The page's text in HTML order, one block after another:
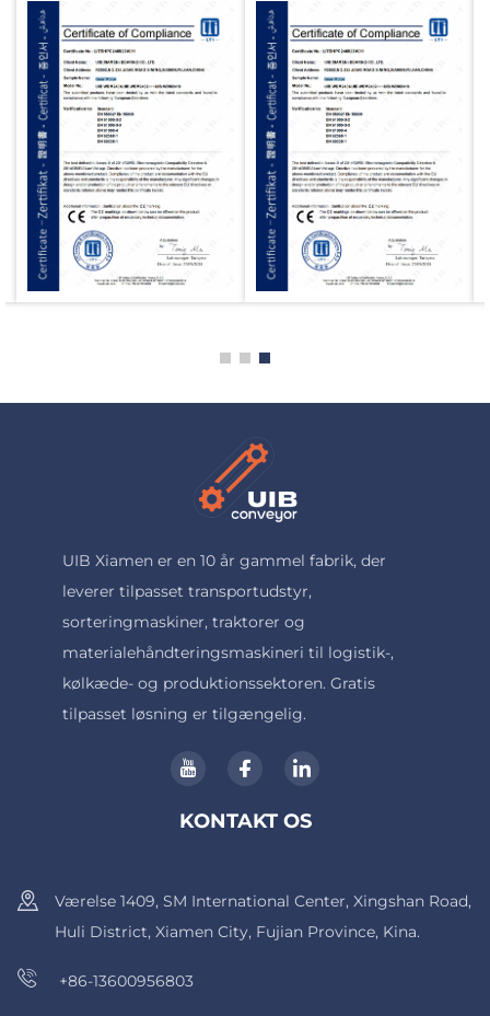
UIB Xiamen er en 10 år gammel fabrik, der
leverer tilpasset transportudstyr,
sorteringmaskiner, traktorer og
materialehåndteringsmaskineri til logistik-,
kølkæde- og produktionssektoren. Gratis
tilpasset løsning er tilgængelig.
KONTAKT OS
Værelse 1409, SM International Center, Xingshan Road,
Huli District, Xiamen City, Fujian Province, Kina.
+86-13600956803